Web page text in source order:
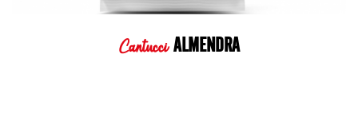
CantucciALMENDRA